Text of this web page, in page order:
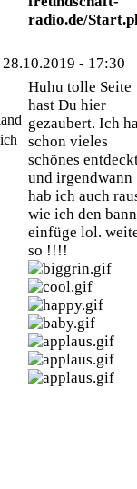
radio.de/
28.10.2019 - 17:30
Huhu tolle Seite
hast Du hier
gezaubert. Ich
schon vieles
schönes
und irgendwann
hab ich auch
wie ich den
einfüge lol.
so !!!!